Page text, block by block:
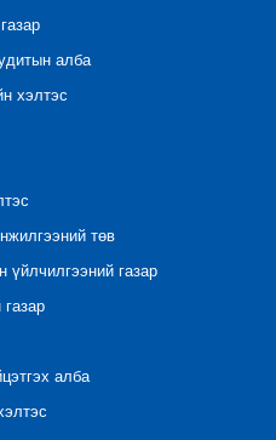
алба
хэлтэс
төв
газар
алба